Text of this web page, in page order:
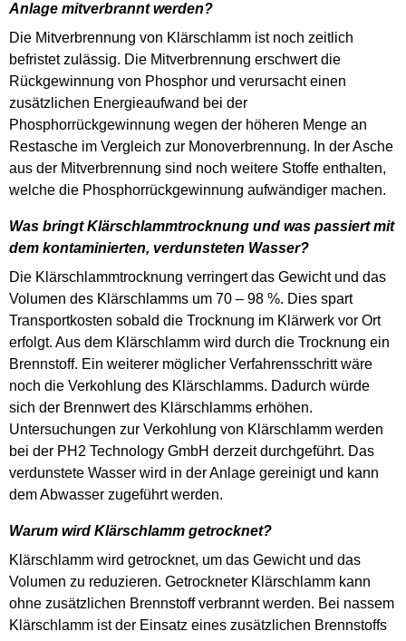
Anlage mitverbrannt werden?
Die Mitverbrennung von Klärschlamm ist noch zeitlich
befristet zulässig. Die Mitverbrennung erschwert die
Rückgewinnung von Phosphor und verursacht einen
zusätzlichen Energieaufwand bei der
Phosphorrückgewinnung wegen der höheren Menge an
Restasche im Vergleich zur Monoverbrennung. In der Asche
aus der Mitverbrennung sind noch weitere Stoffe enthalten,
welche die Phosphorrückgewinnung aufwändiger machen.
Was bringt Klärschlammtrocknung und was passiert mit
dem kontaminierten, verdunsteten Wasser?
Die Klärschlammtrocknung verringert das Gewicht und das
Volumen des Klärschlamms um 70 – 98 %. Dies spart
Transportkosten sobald die Trocknung im Klärwerk vor Ort
erfolgt. Aus dem Klärschlamm wird durch die Trocknung ein
Brennstoff. Ein weiterer möglicher Verfahrensschritt wäre
noch die Verkohlung des Klärschlamms. Dadurch würde
sich der Brennwert des Klärschlamms erhöhen.
Untersuchungen zur Verkohlung von Klärschlamm werden
bei der PH2 Technology GmbH derzeit durchgeführt. Das
verdunstete Wasser wird in der Anlage gereinigt und kann
dem Abwasser zugeführt werden.
Warum wird Klärschlamm getrocknet?
Klärschlamm wird getrocknet, um das Gewicht und das
Volumen zu reduzieren. Getrockneter Klärschlamm kann
ohne zusätzlichen Brennstoff verbrannt werden. Bei nassem
Klärschlamm ist der Einsatz eines zusätzlichen Brennstoffs